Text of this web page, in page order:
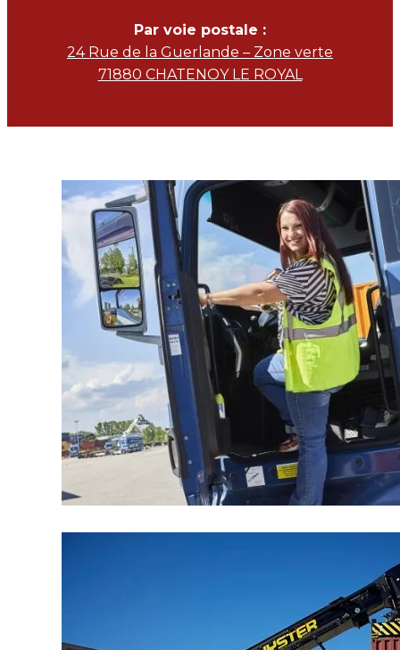
Par voie postale :
24 Rue de la Guerlande – Zone verte
71880 CHATENOY LE ROYAL